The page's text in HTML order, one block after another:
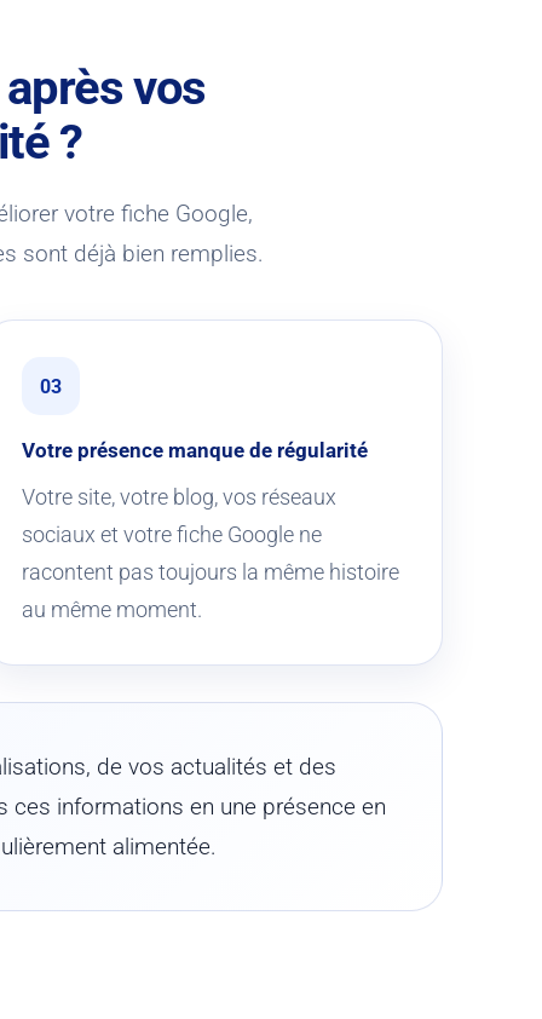
vos
?
votre fiche Google,
sont déjà bien remplies.
03
Votre présence manque de régularité
Votre site, votre blog, vos réseaux
sociaux et votre fiche Google ne
racontent pas toujours la même histoire
au même moment.
de vos actualités et des
informations en une présence en
alimentée.